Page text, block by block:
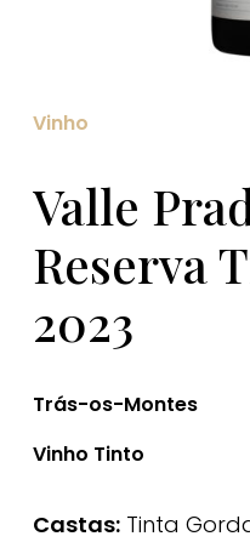
Vinho
Valle
Reserva
2023
Trás-os-Montes
Vinho Tinto
Castas:Tinta